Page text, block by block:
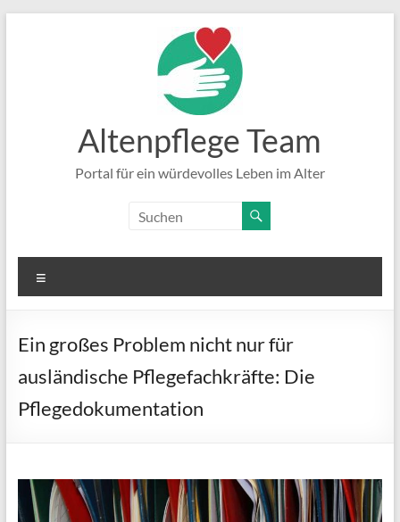
Altenpflege Team
Portal für ein würdevolles Leben im Alter
Ein großes Problem nicht nur für
ausländische Pflegefachkräfte: Die
Pflegedokumentation